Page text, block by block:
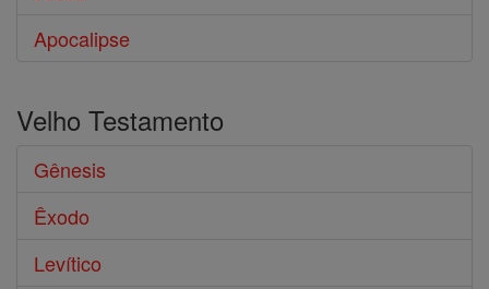
Apocalipse
Velho Testamento
Gênesis
Êxodo
Levítico